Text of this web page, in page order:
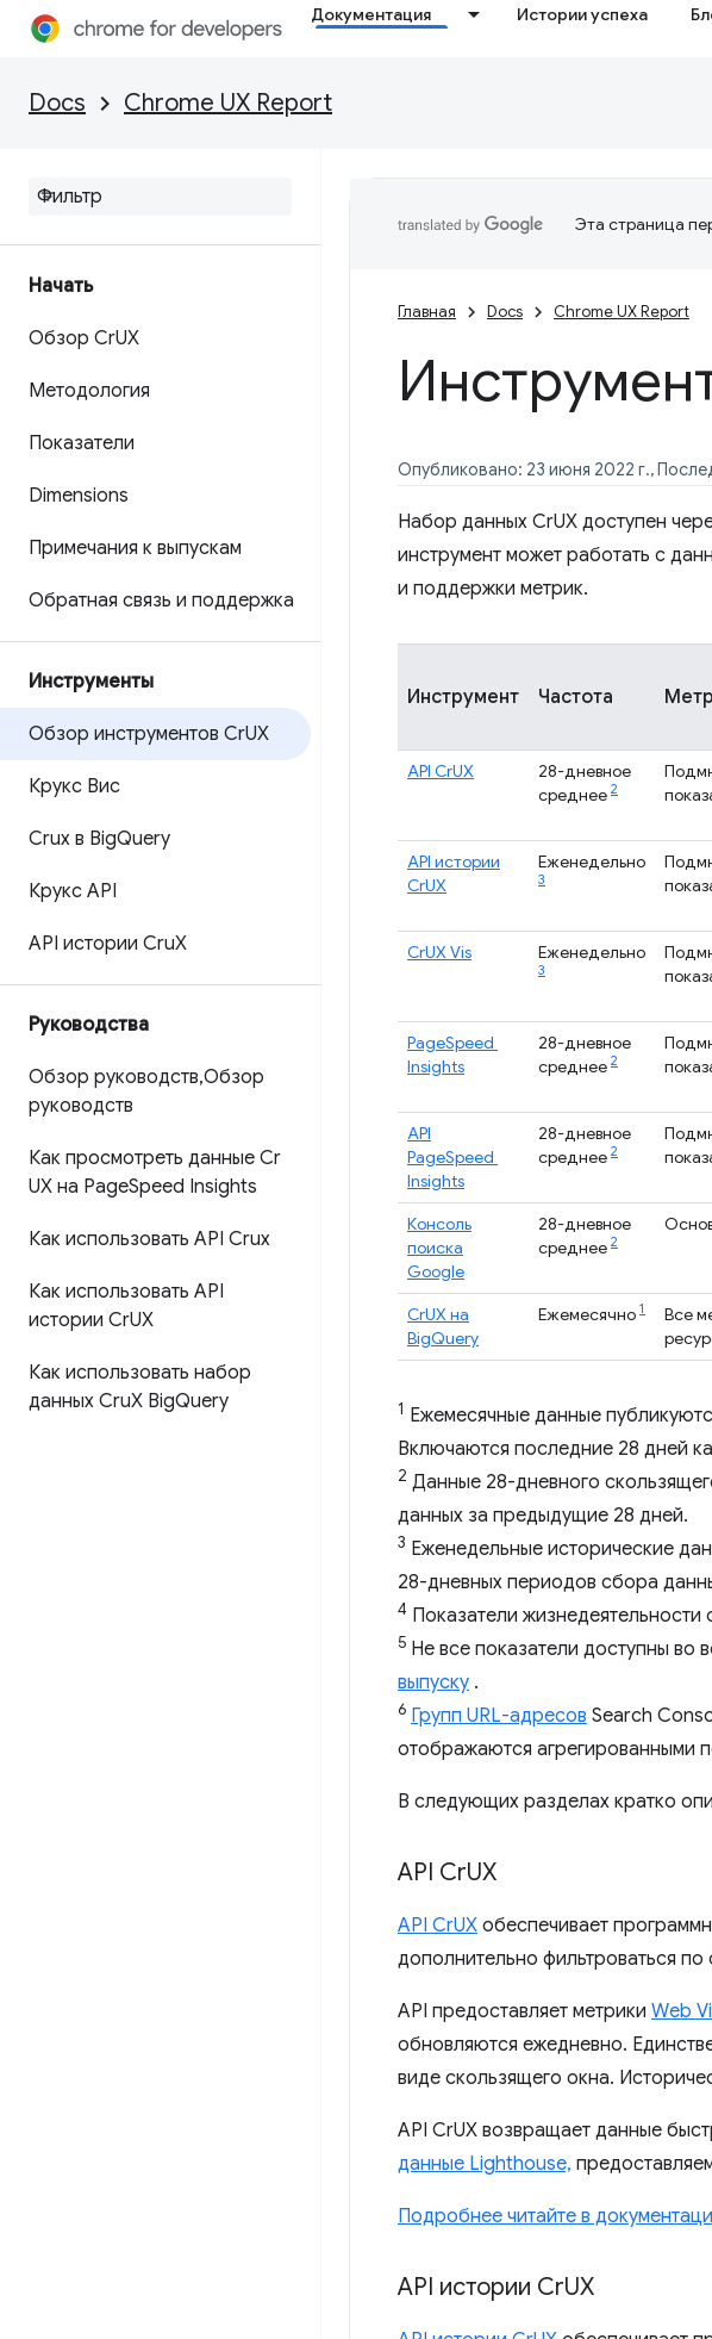
Документация Истории успеха
Docs Chrome UX Report
Начать
Обзор CrUX
Методология
Показатели
Dimensions
Примечания к выпускам
Обратная связь и поддержка
Инструменты
Обзор инструментов CrUX
Крукс Вис
Crux в BigQuery
Крукс API
API истории CruX
Руководства
Обзор руководств,Обзор
руководств
Как просмотреть данные Cr
UX на PageSpeed ​​Insights
Как использовать API Crux
Как использовать API
истории CrUX
Как использовать набор
данных CruX BigQuery
Эта страница
Главная Docs Chrome UX Report
Опубликовано: 23 июня 2022 г.,
Набор данных CrUX доступен
инструмент может работать с
и поддержки метрик.
Инструмент Частота
API CrUX
28-дневное
среднее 2
API истории
CrUX
Еженедельно
3
CrUX Vis Еженедельно
3
PageSpeed ​​
Insights
28-дневное
среднее 2
API
PageSpeed ​​
Insights
28-дневное
среднее 2
Консоль
поиска
Google
28-дневное
среднее 2
CrUX на
BigQuery
Ежемесячно 1
Все
1 Ежемесячные данные
Включаются последние 28 дней
2 Данные 28-дневного
данных за предыдущие 28 дней.
3 Еженедельные исторические
28-дневных периодов сбора
4 Показатели жизнедеятельности
5 Не все показатели доступны во
выпуску .
6 Групп URL-адресов Search
отображаются агрегированными
В следующих разделах кратко
API CrUX
API CrUX обеспечивает
дополнительно фильтроваться
API предоставляет метрики Web
обновляются ежедневно.
виде скользящего окна.
API CrUX возвращает данные
данные Lighthouse,
Подробнее читайте в
API истории CrUX